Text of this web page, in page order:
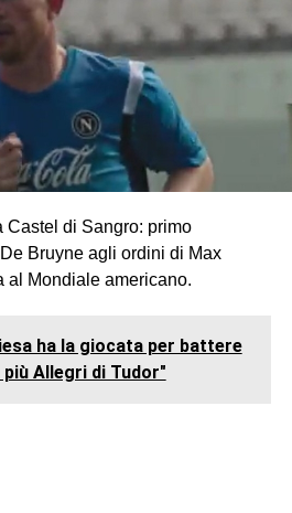
Castel di Sangro: primo
Bruyne agli ordini di Max
al Mondiale americano.
ha la giocata per battere
Allegri di Tudor"